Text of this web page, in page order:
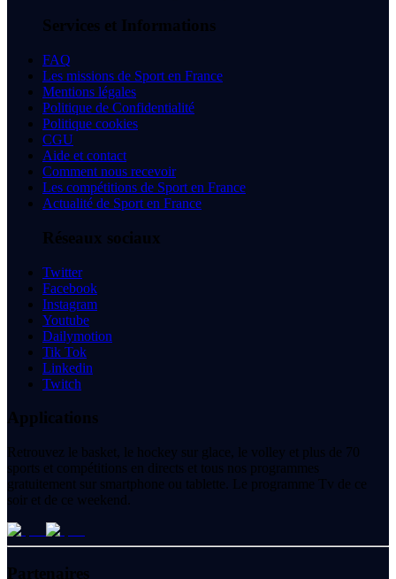
Services et Informations
FAQ
Les missions de Sport en France
Mentions légales
Politique de Confidentialité
Politique cookies
CGU
Aide et contact
Comment nous recevoir
Les compétitions de Sport en France
Actualité de Sport en France
Réseaux sociaux
Twitter
Facebook
Instagram
Youtube
Dailymotion
Tik Tok
Linkedin
Twitch
Applications
Retrouvez le basket, le hockey sur glace, le volley et plus de 70
sports et compétitions en directs et tous nos programmes
gratuitement sur smartphone ou tablette. Le programme Tv de ce
soir et de ce weekend.
Partenaires